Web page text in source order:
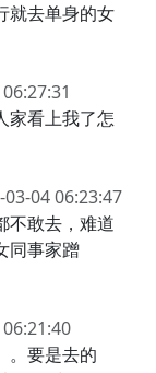
就去单身的女
家看上我了怎
03-04 06:23:47
不敢去，难道
同事家蹭
。要是去的